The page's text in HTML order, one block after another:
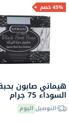
45% خصم
هيماني صابون
السوداء 75 جرام
التوصيل اليوم